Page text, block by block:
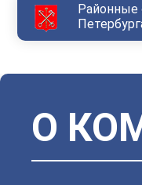
Районные
Московский
Петродворцовый
О